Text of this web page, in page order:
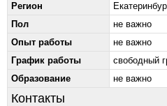
Регион
Пол
не важно
Опыт работы
не важно
График работы
свободный
Образование
не важно
Контакты